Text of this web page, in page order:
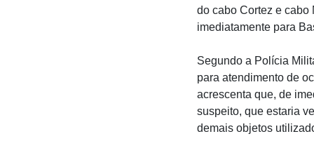
do cabo Cortez e cabo
imediatamente para
Segundo a Polícia
para atendimento de
acrescenta que, de
suspeito, que estaria
demais objetos